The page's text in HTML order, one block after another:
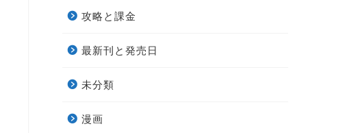
攻略と課金
最新刊と発売日
未分類
漫画